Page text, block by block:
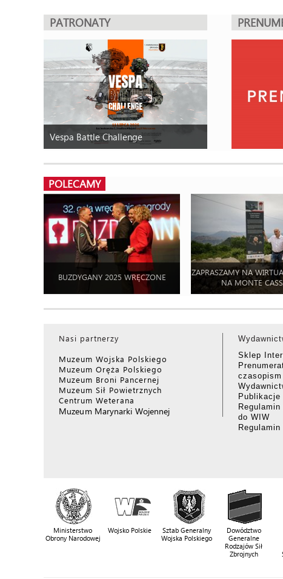
PATRONATY
Vespa Battle Challenge
POLECAMY
BUZDYGANY 2025 WRĘCZONE
ZAPRASZAMY NA
NA MONTE
Nasi partnerzy
Muzeum Wojska Polskiego
Muzeum Oręża Polskiego
Muzeum Broni Pancernej
Muzeum Sił Powietrznych
Centrum Weterana
Muzeum Marynarki Wojennej
Sklep
czasopism
Publikacje
do WIW
Ministerstwo
Obrony Narodowej
Wojsko Polskie
Sztab Generalny
Wojska Polskiego
Dowództwo
Generalne
Rodzajów Sił
Zbrojnych